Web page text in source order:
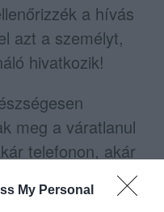
My Personal
a hívás
azt a személyt,
hivatkozik!
meg a váratlanul
telefonon, akár
továbbá ne
értéket!